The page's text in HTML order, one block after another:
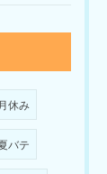
休み
バテ